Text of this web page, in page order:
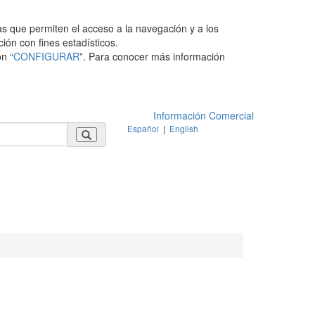
que permiten el acceso a la navegación y a los
con fines estadísticos.
“CONFIGURAR”. Para conocer más información
Información Comercial
Español | English